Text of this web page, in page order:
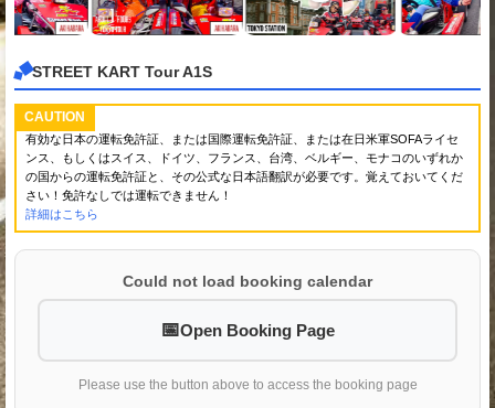
STREET KART Tour A1S
CAUTION
有効な日本の運転免許証、または国際運転免許証、または在日米軍SOFAライセ
ンス、もしくはスイス、ドイツ、フランス、台湾、ベルギー、モナコのいずれか
の国からの運転免許証と、その公式な日本語翻訳が必要です。覚えておいてくだ
さい！免許なしでは運転できません！
詳細はこちら
Could not load booking calendar
Open Booking Page
Please use the button above to access the booking page